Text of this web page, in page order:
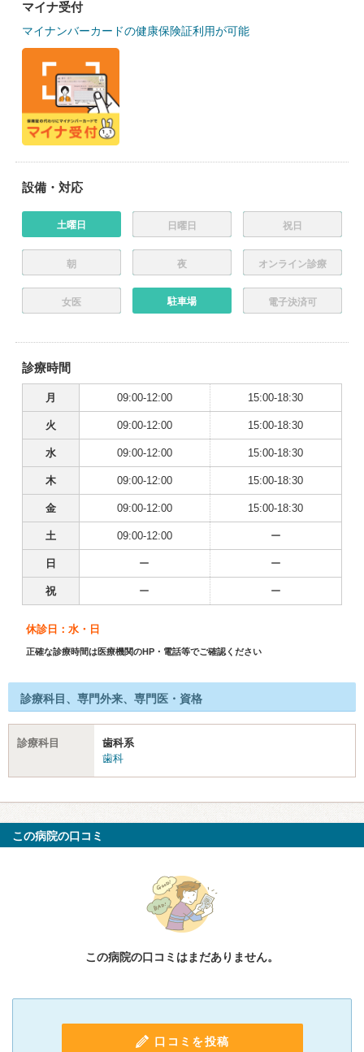
マイナ受付
マイナンバーカードの健康保険証利用が可能
設備・対応
土曜日 日曜日 祝日
朝 夜 オンライン診療
女医 駐車場 電子決済可
診療時間
月 09:00-12:00 15:00-18:30
火 09:00-12:00 15:00-18:30
水 09:00-12:00 15:00-18:30
木 09:00-12:00 15:00-18:30
金 09:00-12:00 15:00-18:30
土 09:00-12:00 ー
日 ー ー
祝 ー ー
休診日：水・日
正確な診療時間は医療機関のHP・電話等でご確認ください
診療科目、専門外来、専門医・資格
診療科目
歯科系
歯科
この病院の口コミ
この病院の口コミはまだありません。
口コミを投稿